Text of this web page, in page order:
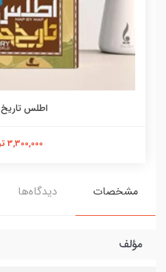
اطلس
3,300,000 تومان
مشخصات دیدگاه‌ها
مؤلف